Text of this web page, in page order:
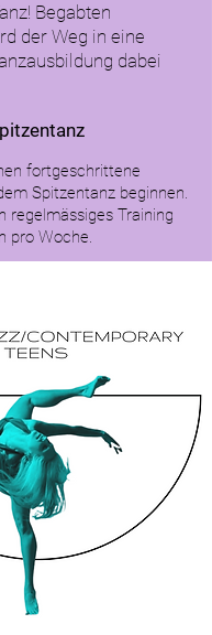
Begabten
der Weg in eine
dabei
fortgeschrittene
Spitzentanz beginnen.
regelmässiges Training
pro Woche.